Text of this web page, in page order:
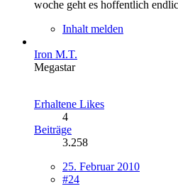
woche geht es hoffentlich
Inhalt melden
Iron M.T.
Megastar
Erhaltene Likes
4
Beiträge
3.258
25. Februar 2010
#24